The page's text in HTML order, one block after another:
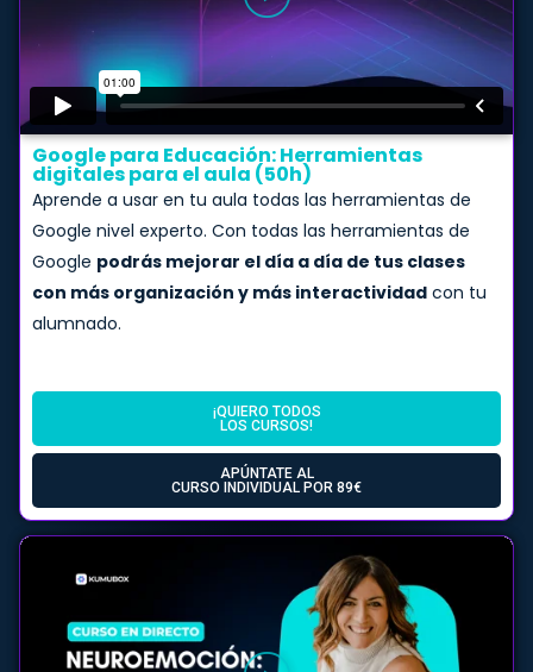
Google para Educación: Herramientas
digitales para el aula (50h)
Aprende a usar en tu aula todas las herramientas de
Google nivel experto. Con todas las herramientas de
Google podrás mejorar el día a día de tus clases
con más organización y más interactividad con tu
alumnado.
¡QUIERO TODOS
LOS CURSOS!
APÚNTATE AL
CURSO INDIVIDUAL POR 89€